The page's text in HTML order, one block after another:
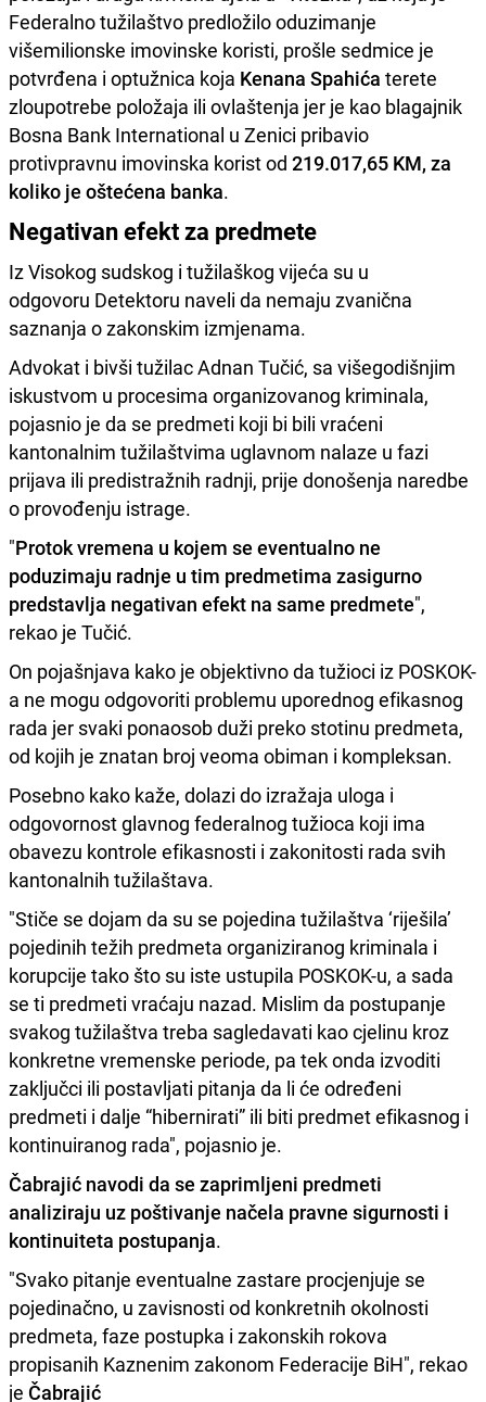
Federalno tužilaštvo predložilo oduzimanje
višemilionske imovinske koristi, prošle sedmice je
potvrđena i optužnica koja Kenana Spahića terete
zloupotrebe položaja ili ovlaštenja jer je kao blagajnik
Bosna Bank International u Zenici pribavio
protivpravnu imovinska korist od 219.017,65 KM, za
koliko je oštećena banka.
Negativan efekt za predmete
Iz Visokog sudskog i tužilaškog vijeća su u
odgovoru Detektoru naveli da nemaju zvanična
saznanja o zakonskim izmjenama.
Advokat i bivši tužilac Adnan Tučić, sa višegodišnjim
iskustvom u procesima organizovanog kriminala,
pojasnio je da se predmeti koji bi bili vraćeni
kantonalnim tužilaštvima uglavnom nalaze u fazi
prijava ili predistražnih radnji, prije donošenja naredbe
o provođenju istrage.
"Protok vremena u kojem se eventualno ne
poduzimaju radnje u tim predmetima zasigurno
predstavlja negativan efekt na same predmete",
rekao je Tučić.
On pojašnjava kako je objektivno da tužioci iz POSKOK-
a ne mogu odgovoriti problemu uporednog efikasnog
rada jer svaki ponaosob duži preko stotinu predmeta,
od kojih je znatan broj veoma obiman i kompleksan.
Posebno kako kaže, dolazi do izražaja uloga i
odgovornost glavnog federalnog tužioca koji ima
obavezu kontrole efikasnosti i zakonitosti rada svih
kantonalnih tužilaštava.
"Stiče se dojam da su se pojedina tužilaštva ‘riješila’
pojedinih težih predmeta organiziranog kriminala i
korupcije tako što su iste ustupila POSKOK-u, a sada
se ti predmeti vraćaju nazad. Mislim da postupanje
svakog tužilaštva treba sagledavati kao cjelinu kroz
konkretne vremenske periode, pa tek onda izvoditi
zaključci ili postavljati pitanja da li će određeni
predmeti i dalje “hibernirati” ili biti predmet efikasnog i
kontinuiranog rada", pojasnio je.
Čabrajić navodi da se zaprimljeni predmeti
analiziraju uz poštivanje načela pravne sigurnosti i
kontinuiteta postupanja.
"Svako pitanje eventualne zastare procjenjuje se
pojedinačno, u zavisnosti od konkretnih okolnosti
predmeta, faze postupka i zakonskih rokova
propisanih Kaznenim zakonom Federacije BiH", rekao
je Čabrajić